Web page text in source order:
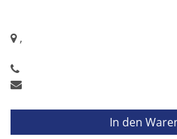
,
In den